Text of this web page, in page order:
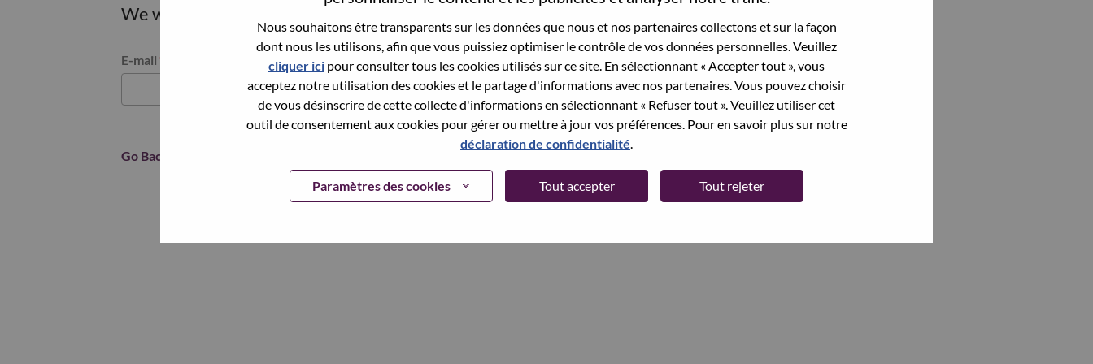
Nous souhaitons être transparents sur les données que nous et nos partenaires collectons et sur la façon
dont nous les utilisons, afin que vous puissiez optimiser le contrôle de vos données personnelles. Veuillez
cliquer ici pour consulter tous les cookies utilisés sur ce site. En sélectionnant « Accepter tout », vous
acceptez notre utilisation des cookies et le partage d'informations avec nos partenaires. Vous pouvez choisir
de vous désinscrire de cette collecte d'informations en sélectionnant « Refuser tout ». Veuillez utiliser cet
outil de consentement aux cookies pour gérer ou mettre à jour vos préférences. Pour en savoir plus sur notre
déclaration de confidentialité
Paramètres des cookies Tout accepter Tout rejeter
We will email you a link to reset your password.
Reset password with your e-mail
E-mail
Continue
Go Back